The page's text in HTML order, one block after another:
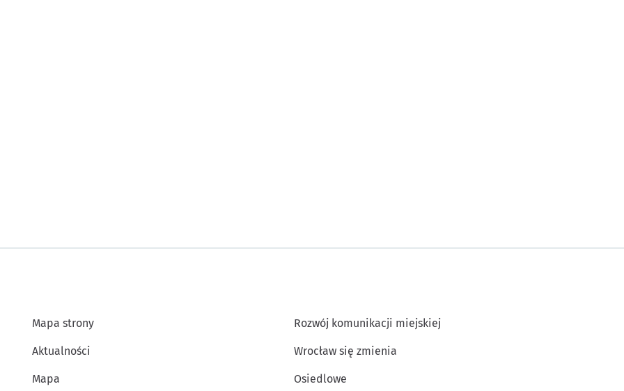
Mapa strony
Aktualności
Mapa
Rozwój komunikacji miejskiej
Wrocław się zmienia
Osiedlowe